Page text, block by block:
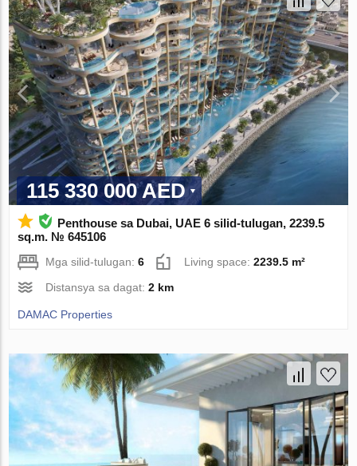
115 330 000 AED
Penthouse sa Dubai, UAE 6 silid-tulugan, 2239.5
sq.m. № 645106
Mga silid-tulugan:6 Living space:2239.5 m²
Distansya sa dagat:2 km
DAMAC Properties